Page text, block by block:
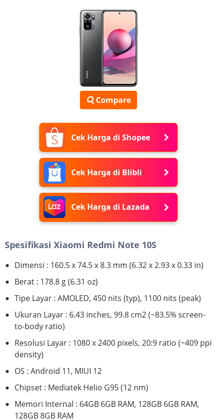
Compare
Cek Harga di Shopee
Cek Harga di Blibli
Cek Harga di Lazada
Spesifikasi Xiaomi Redmi Note 10S
Dimensi : 160.5 x 74.5 x 8.3 mm (6.32 x 2.93 x 0.33 in)
Berat : 178.8 g (6.31 oz)
Tipe Layar : AMOLED, 450 nits (typ), 1100 nits (peak)
Ukuran Layar : 6.43 inches, 99.8 cm2 (~83.5% screen-
to-body ratio)
Resolusi Layar : 1080 x 2400 pixels, 20:9 ratio (~409 ppi
density)
OS : Android 11, MIUI 12
Chipset : Mediatek Helio G95 (12 nm)
Memori Internal : 64GB 6GB RAM, 128GB 6GB RAM,
128GB 8GB RAM